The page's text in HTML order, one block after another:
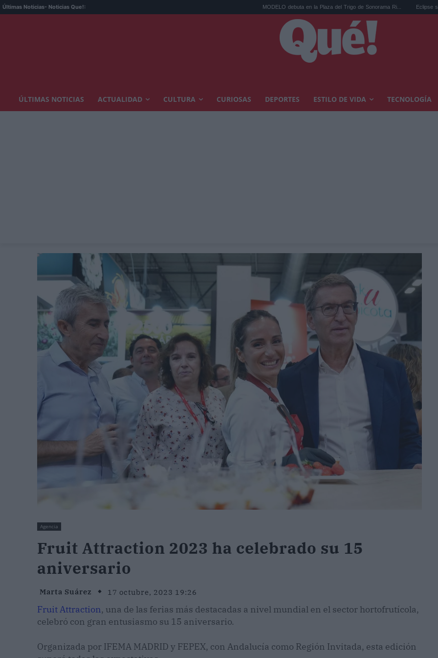
Últimas Noticias- Noticias Que!: MODELO debuta en la Plaza del Trigo de Sonorama Ri... Eclipse solar en
ÚLTIMAS NOTICIAS ACTUALIDAD CULTURA CURIOSAS DEPORTES ESTILO DE VIDA TECNOLOGÍA
Agencia
Fruit Attraction 2023 ha celebrado su 15
aniversario
Marta Suárez 17 octubre, 2023 19:26
Fruit Attraction, una de las ferias más destacadas a nivel mundial en el sector hortofrutícola,
celebró con gran entusiasmo su 15 aniversario.
Organizada por IFEMA MADRID y FEPEX, con Andalucía como Región Invitada, esta edición